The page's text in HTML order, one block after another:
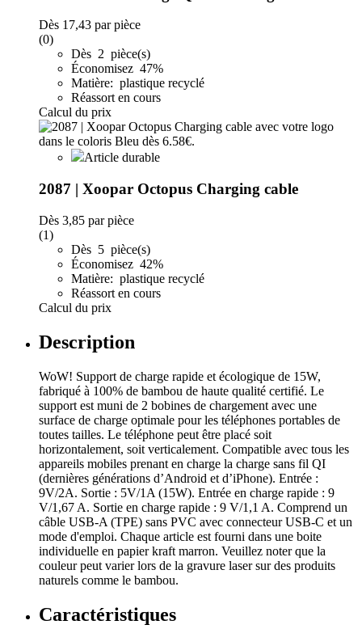
Dès 17,43 par pièce
(0)
Dès 2 pièce(s)
Économisez 47%
Matière: plastique recyclé
Réassort en cours
Calcul du prix
Article durable
2087 | Xoopar Octopus Charging cable
Dès 3,85 par pièce
(1)
Dès 5 pièce(s)
Économisez 42%
Matière: plastique recyclé
Réassort en cours
Calcul du prix
Description
WoW! Support de charge rapide et écologique de 15W,
fabriqué à 100% de bambou de haute qualité certifié. Le
support est muni de 2 bobines de chargement avec une
surface de charge optimale pour les téléphones portables de
toutes tailles. Le téléphone peut être placé soit
horizontalement, soit verticalement. Compatible avec tous les
appareils mobiles prenant en charge la charge sans fil QI
(dernières générations d’Android et d’iPhone). Entrée :
9V/2A. Sortie : 5V/1A (15W). Entrée en charge rapide : 9
V/1,67 A. Sortie en charge rapide : 9 V/1,1 A. Comprend un
câble USB-A (TPE) sans PVC avec connecteur USB-C et un
mode d'emploi. Chaque article est fourni dans une boite
individuelle en papier kraft marron. Veuillez noter que la
couleur peut varier lors de la gravure laser sur des produits
naturels comme le bambou.
Caractéristiques